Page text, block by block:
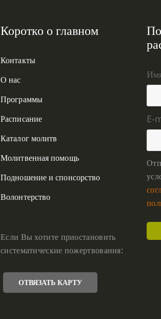
Коротко о главном
Контакты
О нас
Программы
Расписание
Каталог молитв
Молитвенная помощь
Подношение и спонсорство
Волонтерство
Если Вы хотите приостановить
систематические пожертвования:
ОТВЯЗАТЬ КАРТУ
E-